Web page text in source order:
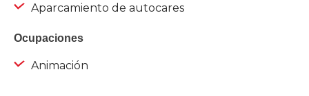
Aparcamiento de autocares
Ocupaciones
Animación